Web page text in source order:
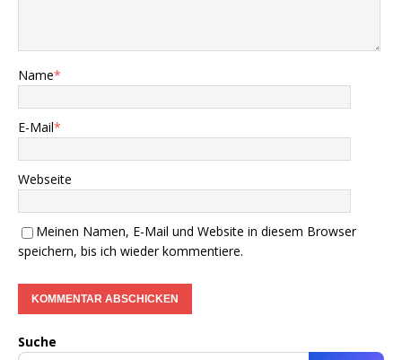
Name*
E-Mail*
Webseite
Meinen Namen, E-Mail und Website in diesem Browser
speichern, bis ich wieder kommentiere.
Suche